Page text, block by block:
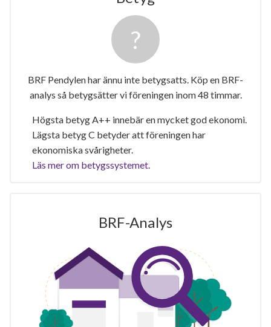
BRF Pendylen har ännu inte betygsatts. Köp en BRF-
analys så betygsätter vi föreningen inom 48 timmar.
Högsta betyg A++ innebär en mycket god ekonomi.
Lägsta betyg C betyder att föreningen har
ekonomiska svårigheter.
Läs mer om betygssystemet.
BRF-Analys